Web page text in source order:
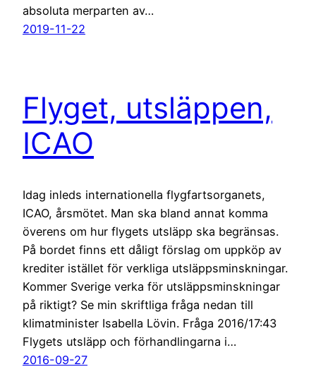
absoluta merparten av…
2019-11-22
Flyget, utsläppen,
ICAO
Idag inleds internationella flygfartsorganets,
ICAO, årsmötet. Man ska bland annat komma
överens om hur flygets utsläpp ska begränsas.
På bordet finns ett dåligt förslag om uppköp av
krediter istället för verkliga utsläppsminskningar.
Kommer Sverige verka för utsläppsminskningar
på riktigt? Se min skriftliga fråga nedan till
klimatminister Isabella Lövin. Fråga 2016/17:43
Flygets utsläpp och förhandlingarna i…
2016-09-27